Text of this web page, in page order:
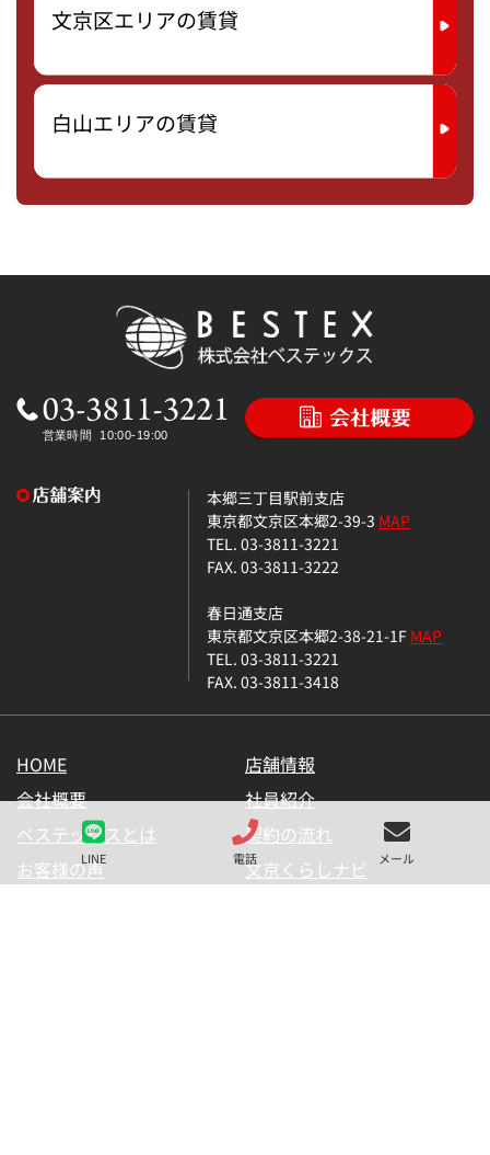
LINE 電話 メール
文京区エリアの賃貸
白山エリアの賃貸
本郷三丁目駅前支店
東京都文京区本郷2-39-3 MAP
TEL. 03-3811-3221
FAX. 03-3811-3222
春日通支店
東京都文京区本郷2-38-21-1FMAP
TEL. 03-3811-3221
FAX. 03-3811-3418
HOME
店舗情報
会社概要
社員紹介
ベステックスとは
契約の流れ
お客様の声
文京くらしナビ